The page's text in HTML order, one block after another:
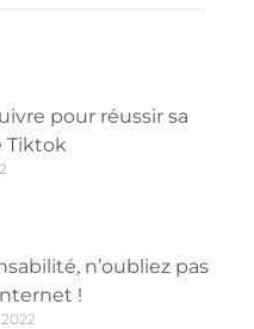
pour réussir sa
Tiktok
n’oubliez pas
!